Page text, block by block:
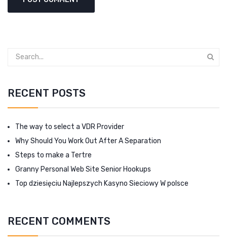
RECENT POSTS
The way to select a VDR Provider
Why Should You Work Out After A Separation
Steps to make a Tertre
Granny Personal Web Site Senior Hookups
Top dziesięciu Najlepszych Kasyno Sieciowy W polsce
RECENT COMMENTS